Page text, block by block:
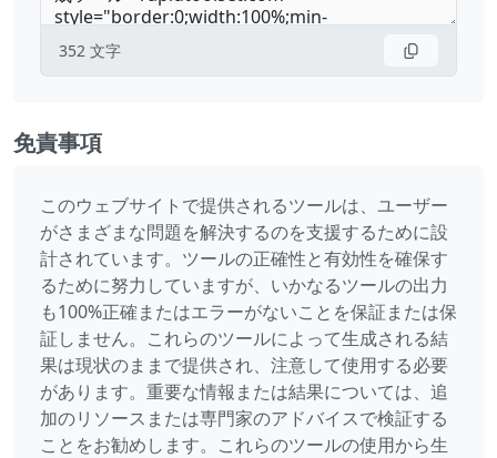
352 文字
免責事項
このウェブサイトで提供されるツールは、ユーザー
がさまざまな問題を解決するのを支援するために設
計されています。ツールの正確性と有効性を確保す
るために努力していますが、いかなるツールの出力
も100%正確またはエラーがないことを保証または保
証しません。これらのツールによって生成される結
果は現状のままで提供され、注意して使用する必要
があります。重要な情報または結果については、追
加のリソースまたは専門家のアドバイスで検証する
ことをお勧めします。これらのツールの使用から生